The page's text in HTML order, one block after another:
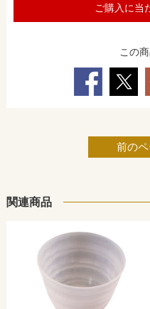
ご購入に当
この
前の
関連商品